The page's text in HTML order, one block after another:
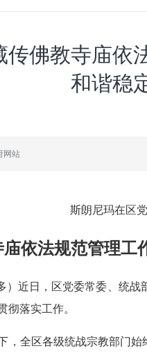
佛教寺庙依
和谐稳
网站
斯朗尼玛在区
依法规范管理
）近日，区党委常委、统
彻落实工作。
，全区各级统战宗教部门